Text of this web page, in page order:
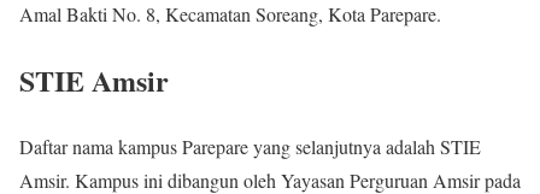
Amal Bakti No. 8, Kecamatan Soreang, Kota Parepare.
STIE Amsir
Daftar nama kampus Parepare yang selanjutnya adalah STIE
Amsir. Kampus ini dibangun oleh Yayasan Perguruan Amsir pada